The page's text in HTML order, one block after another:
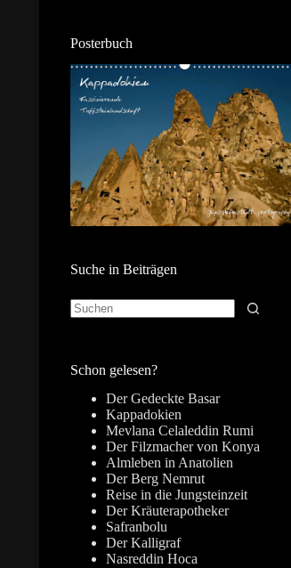
Posterbuch
Suche in Beiträgen
Schon gelesen?
Der Gedeckte Basar
Kappadokien
Mevlana Celaleddin Rumi
Der Filzmacher von Konya
Almleben in Anatolien
Der Berg Nemrut
Reise in die Jungsteinzeit
Der Kräuterapotheker
Safranbolu
Der Kalligraf
Nasreddin Hoca